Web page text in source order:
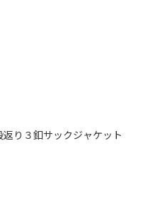
り３釦サックジャケット